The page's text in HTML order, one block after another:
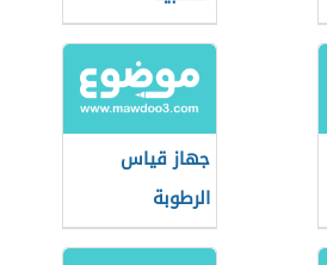
جهاز قياس
الرطوبة